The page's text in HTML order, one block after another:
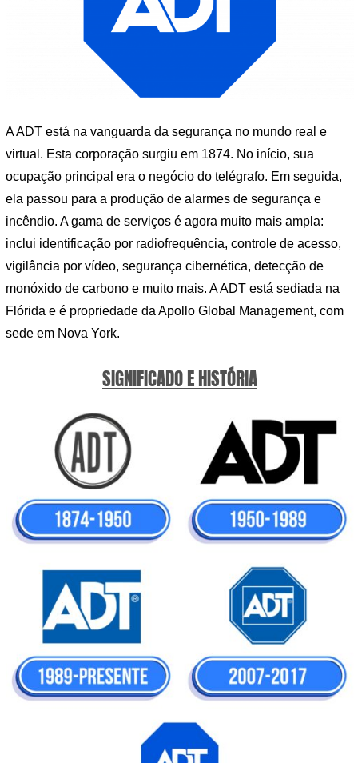
A ADT está na vanguarda da segurança no mundo real e
virtual. Esta corporação surgiu em 1874. No início, sua
ocupação principal era o negócio do telégrafo. Em seguida,
ela passou para a produção de alarmes de segurança e
incêndio. A gama de serviços é agora muito mais ampla:
inclui identificação por radiofrequência, controle de acesso,
vigilância por vídeo, segurança cibernética, detecção de
monóxido de carbono e muito mais. A ADT está sediada na
Flórida e é propriedade da Apollo Global Management, com
sede em Nova York.
SIGNIFICADO E HISTÓRIA